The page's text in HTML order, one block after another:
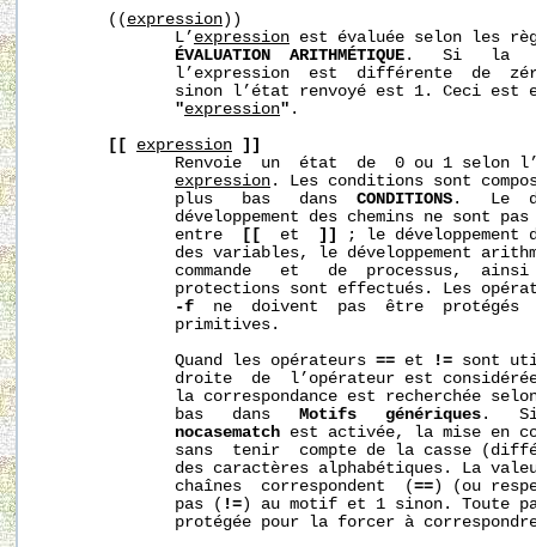
       ((
expression ))
              L’
expression est évaluée selon les
ÉVALUATION  ARITHMÉTIQUE .   Si   la
l’expression  est  différente  de
sinon l’état renvoyé est 1. Ceci est
"expression" .
[[
expression
]]
Renvoie  un  état  de  0 ou 1 selon
expression . Les conditions sont
              plus   bas   dans
CONDITIONS .   Le
développement des chemins ne sont
              entre
[[
  et
]]
; le développement
des variables, le développement
commande   et   de  processus,
protections sont effectués. Les
-f
ne  doivent  pas  être  protégés
              primitives.
              Quand les opérateurs
== et != sont
droite  de  l’opérateur est
la correspondance est recherchée
              bas   dans
Motifs génériques .   Si
nocasematch est activée, la mise en
sans  tenir  compte de la casse
des caractères alphabétiques. La
              chaînes  correspondent  (
== ) (ou
              pas (
!= ) au motif et 1 sinon. Toute
protégée pour la forcer à